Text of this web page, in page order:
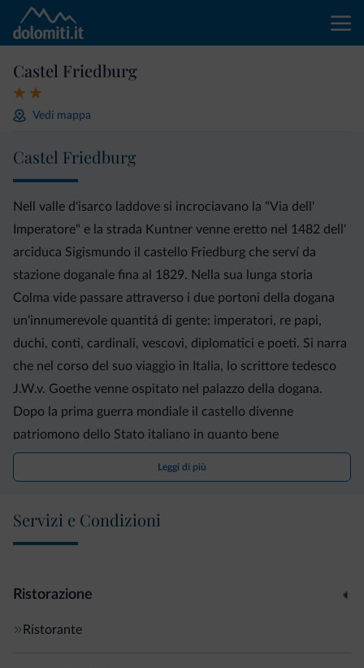
Castel Friedburg
Vedi mappa
Castel Friedburg
Nell valle d'isarco laddove si incrociavano la "Via dell'
Imperatore" e la strada Kuntner venne eretto nel 1482 dell'
arciduca Sigismundo il castello Friedburg che serví da
stazione doganale fina al 1829. Nella sua lunga storia
Colma vide passare attraverso i due portoni della dogana
un'innumerevole quantitá di gente: imperatori, re papi,
duchi, conti, cardinali, vescovi, diplomatici e poeti. Si narra
che nel corso del suo viaggio in Italia, lo scrittore tedesco
J.W.v. Goethe venne ospitato nel palazzo della dogana.
Dopo la prima guerra mondiale il castello divenne
patriomono dello Stato italiano in quanto bene
appartenente a cittadino di ex nazione nemica e dopo
diversi passaggi di proprietá venne acquistato dal Prof.
vendette all' attuale proprietario ed albergatore Gafriller
Adolf. Adibito ad albergo e pizzeria il castello di Friedburg é
Leggi di più
Servizi e Condizioni
Ristorazione
Ristorante